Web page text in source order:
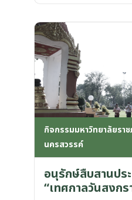
กิจกรรมมหาวิทยาลัยรา
นครสวรรค์
อนุรักษ์สืบสานปร
“เทศกาลวันสงก